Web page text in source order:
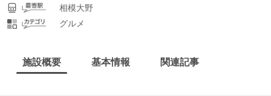
相模大野
グルメ
施設概要 基本情報 関連記事